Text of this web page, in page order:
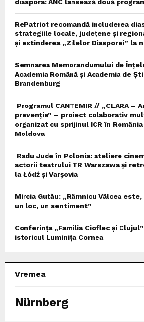
diaspora: ANC lansează două
RePatriot recomandă includerea
strategiile locale, județene și
și extinderea „Zilelor Diasporei” la
Semnarea Memorandumului de
Academia Română și Academia de
Brandenburg
Programul CANTEMIR // „CLARA –
prevenție” – proiect colaborativ
organizat cu sprijinul ICR în
Moldova
Radu Jude în Polonia: ateliere
actorii teatrului TR Warszawa și
la Łódź și Varșovia
Mircia Gutău: „Râmnicu Vâlcea
un loc, un sentiment”
Conferința „Familia Cioflec și
istoricul Luminița Cornea
Vremea
Nürnberg